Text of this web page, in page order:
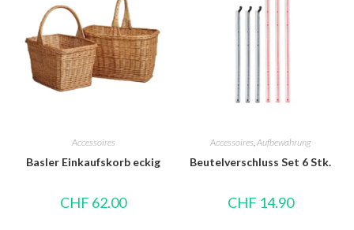
Accessoires
Basler Einkaufskorb eckig
CHF 62.00
Accessoires,Aufbewahrung
Beutelverschluss Set 6 Stk.
CHF 14.90